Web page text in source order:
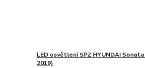
LED osvětlení SPZ HYUNDAI Sonata
2019)